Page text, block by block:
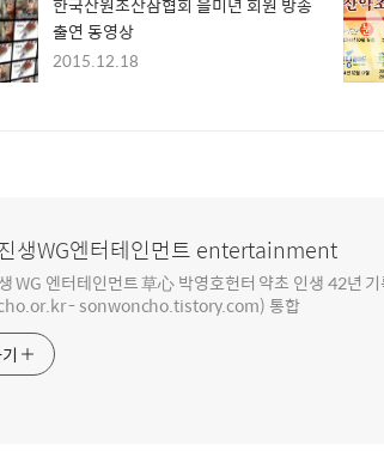
출연 동영상
2015.12.18
생WG엔터테인먼트 entertainment
WG 엔터테인먼트 草心 박영호헌터 약초 인생 42
- sonwoncho.tistory.com) 통합